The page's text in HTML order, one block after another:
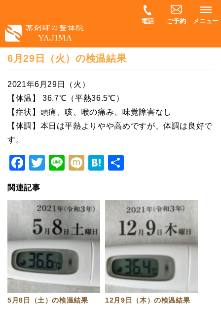
電話 ご予約 メニュー
6月29日（火）の検温結果
2021年6月29日（火）
【体温】 36.7℃（平熱36.5℃）
【症状】頭痛、咳、喉の痛み、味覚障害なし
【体調】本日は平熱よりやや高めですが、体調は良好で
す。
Facebook
Twitter
LineMixiHatena
関連記事
5月8日（土）の検温結果 12月9日（木）の検温結果